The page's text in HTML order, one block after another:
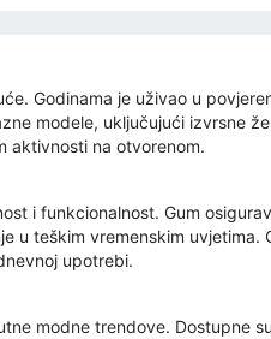
Godinama je uživao u
modele, uključujući izvrsne
aktivnosti na otvorenom.
i funkcionalnost. Gum
u teškim vremenskim uvjetima.
upotrebi.
modne trendove. Dostupne